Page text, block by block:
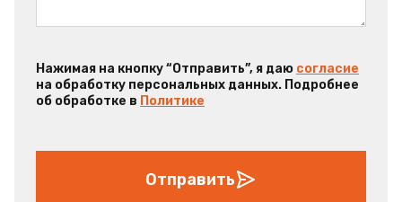
Нажимая на кнопку “Отправить”, я даю согласие
на обработку персональных данных. Подробнее
об обработке в Политике
Отправить